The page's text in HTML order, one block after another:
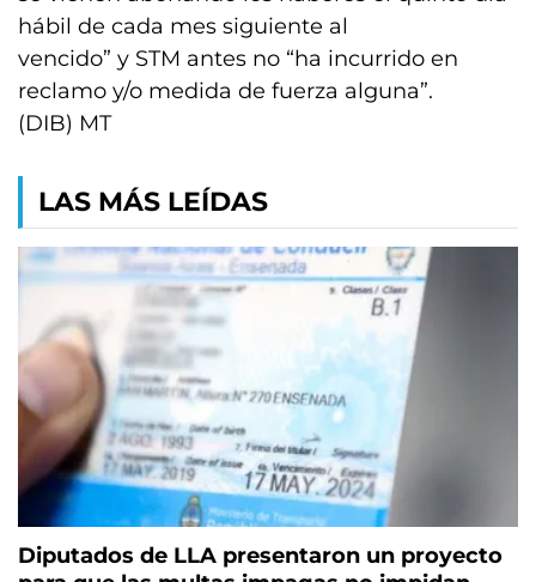
hábil de cada mes siguiente al
vencido” y STM antes no “ha incurrido en
reclamo y/o medida de fuerza alguna”.
(DIB) MT
LAS MÁS LEÍDAS
Diputados de LLA presentaron un proyecto